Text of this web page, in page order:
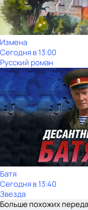
Измена
Сегодня в 13:00
Русский роман
Батя
Сегодня в 13:40
Звезда
Больше похожих